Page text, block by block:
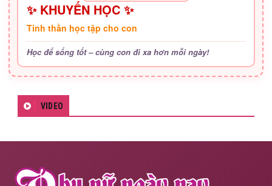
✨ KHUYẾN HỌC ✨
Tinh thần học tập cho con
Học để sống tốt – cùng con đi xa hơn mỗi ngày!
VIDEO